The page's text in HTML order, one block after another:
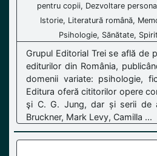
pentru copii, Dezvoltare
Istorie, Literatură română,
Psihologie, Sănătate,
Grupul Editorial Trei se află de
editurilor din România,
domenii variate: psihologie,
Editura oferă cititorilor opere
şi C. G. Jung, dar și serii de
Bruckner, Mark Levy, Camilla ...